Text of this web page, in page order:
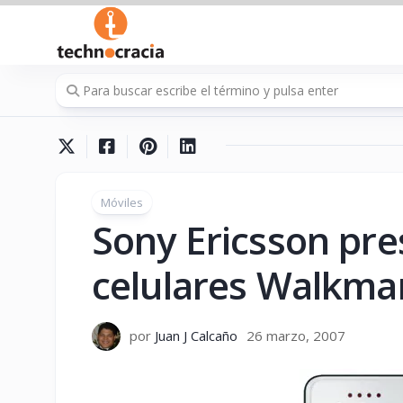
Saltar
contenido
Móviles
Sony Ericsson
celulares
por Juan J Calcaño 26 marzo, 2007